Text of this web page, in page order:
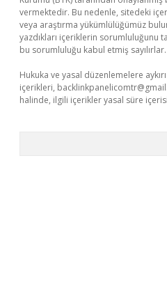
vermektedir. Bu nedenle, sitedeki
veya araştırma yükümlülüğümüz
yazdıkları içeriklerin sorumluluğunu
bu sorumluluğu kabul etmiş sayılırlar.
Hukuka ve yasal düzenlemelere
içerikleri,
halinde, ilgili içerikler yasal süre